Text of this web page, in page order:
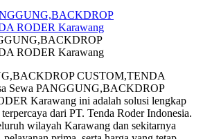
RODER Karawang
CUSTOM,TENDA
Sewa PANGGUNG,BACKDROP
Karawang ini adalah solusi lengkap
dari PT. Tenda Roder Indonesia.
wilayah Karawang dan sekitarnya